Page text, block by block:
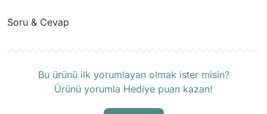
Soru & Cevap
Bu ürünü ilk yorumlayan olmak ister misin?
Ürünü yorumla Hediye puan kazan!